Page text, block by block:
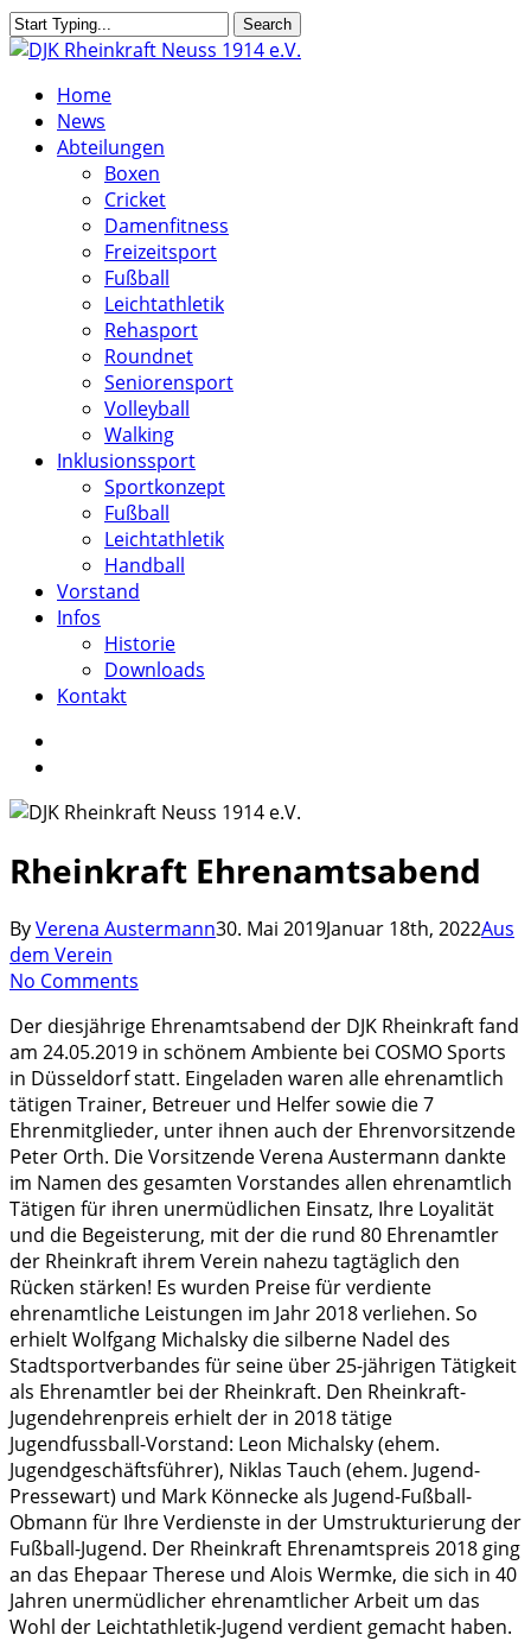
Skip
to
content
Search
Close
search
MenuHome
News
Abteilungen
Boxen
Cricket
Damenfitness
Freizeitsport
Fußball
Leichtathletik
Rehasport
Roundnet
Seniorensport
Volleyball
Walking
Inklusionssport
Sportkonzept
Fußball
Leichtathletik
Handball
Vorstand
Infos
Historie
Downloads
Kontakt
Rheinkraft Ehrenamtsabend
ByVerena Austermann30. Mai 2019Januar 18th, 2022Aus
dem Verein
No Comments
Der diesjährige Ehrenamtsabend der DJK Rheinkraft fand
am 24.05.2019 in schönem Ambiente bei COSMO Sports
in Düsseldorf statt. Eingeladen waren alle ehrenamtlich
tätigen Trainer, Betreuer und Helfer sowie die 7
Ehrenmitglieder, unter ihnen auch der Ehrenvorsitzende
Peter Orth. Die Vorsitzende Verena Austermann dankte
im Namen des gesamten Vorstandes allen ehrenamtlich
Tätigen für ihren unermüdlichen Einsatz, Ihre Loyalität
und die Begeisterung, mit der die rund 80 Ehrenamtler
der Rheinkraft ihrem Verein nahezu tagtäglich den
Rücken stärken! Es wurden Preise für verdiente
ehrenamtliche Leistungen im Jahr 2018 verliehen. So
erhielt Wolfgang Michalsky die silberne Nadel des
Stadtsportverbandes für seine über 25-jährigen Tätigkeit
als Ehrenamtler bei der Rheinkraft. Den Rheinkraft-
Jugendehrenpreis erhielt der in 2018 tätige
Jugendfussball-Vorstand: Leon Michalsky (ehem.
Jugendgeschäftsführer), Niklas Tauch (ehem. Jugend-
Pressewart) und Mark Könnecke als Jugend-Fußball-
Obmann für Ihre Verdienste in der Umstrukturierung der
Fußball-Jugend. Der Rheinkraft Ehrenamtspreis 2018 ging
an das Ehepaar Therese und Alois Wermke, die sich in 40
Jahren unermüdlicher ehrenamtlicher Arbeit um das
Wohl der Leichtathletik-Jugend verdient gemacht haben.